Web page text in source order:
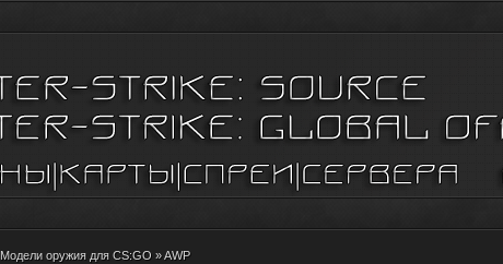
Модели оружия для CS:GO» AWP